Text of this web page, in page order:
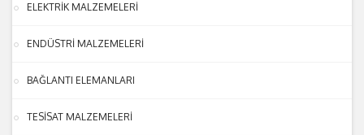
ELEKTRİK MALZEMELERİ
ENDÜSTRİ MALZEMELERİ
BAĞLANTI ELEMANLARI
TESİSAT MALZEMELERİ